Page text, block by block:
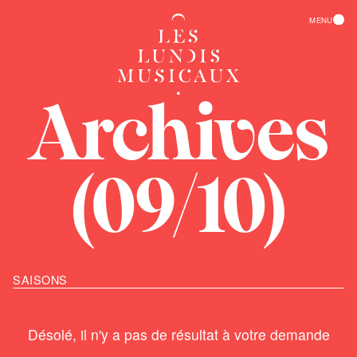
ACCUEIL
CALENDRIER
ARCHIVES
PRÉSENTATION
L'ATHÉNÉE
MENU
Archives
(09/10)
SAISONS
Désolé, il n'y a pas de résultat à votre demande